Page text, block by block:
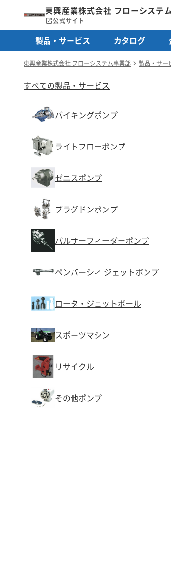
東興産業株式会社 フローシステ
公式サイト
製品・サービス カタログ
東興産業株式会社 フローシステム事業部 製品・サー
すべての製品・サービス
バイキングポンプ
ライトフローポンプ
ゼニスポンプ
ブラグドンポンプ
パルサーフィーダーポンプ
ペンバーシィ ジェットポンプ
ロータ・ジェットボール
スポーツマシン
リサイクル
その他ポンプ